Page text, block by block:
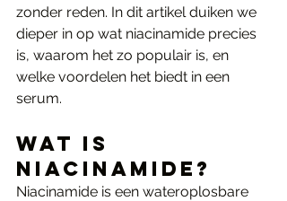
zonder reden. In dit artikel duiken we
dieper in op wat niacinamide precies
is, waarom het zo populair is, en
welke voordelen het biedt in een
serum.
Wat is
Niacinamide?
Niacinamide is een wateroplosbare